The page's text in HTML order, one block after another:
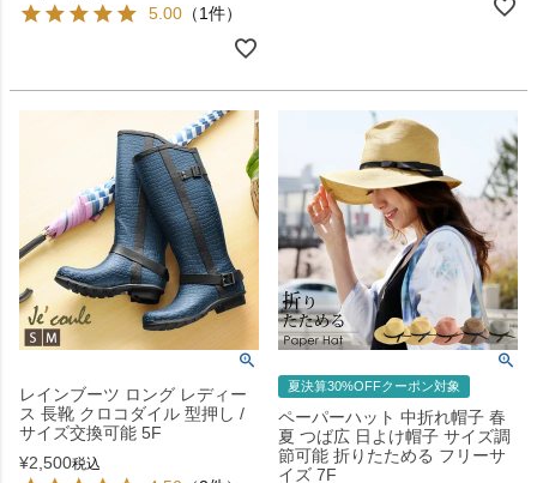
5.00 （1件）
レインブーツ ロング レディー
ス 長靴 クロコダイル 型押し /
サイズ交換可能 5F
¥2,500税込
夏決算30%OFFクーポン対象
ペーパーハット 中折れ帽子 春
夏 つば広 日よけ帽子 サイズ調
節可能 折りたためる フリーサ
イズ 7F